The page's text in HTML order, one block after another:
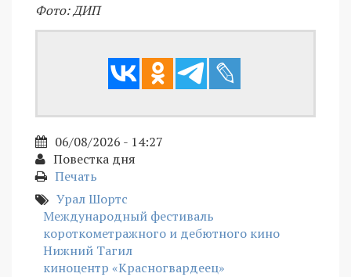
Фото: ДИП
06/08/2026 - 14:27
Повестка дня
Печать
Урал Шортс
Международный фестиваль
короткометражного и дебютного кино
Нижний Тагил
киноцентр «Красногвардеец»